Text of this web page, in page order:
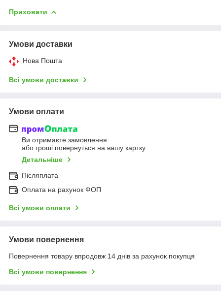
Приховати
Умови доставки
Нова Пошта
Всі умови доставки
Умови оплати
Ви отримаєте замовлення
або гроші повернуться на вашу картку
Детальніше
Післяплата
Оплата на рахунок ФОП
Всі умови оплати
Умови повернення
Повернення товару впродовж 14 днів за рахунок покупця
Всі умови повернення